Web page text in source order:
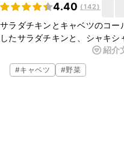
4.40 (142)
サラダチキンとキャベツのコー
したサラダチキンと、シャキ
は、とってもおいしいですよ。
紹介
#キャベツ #野菜